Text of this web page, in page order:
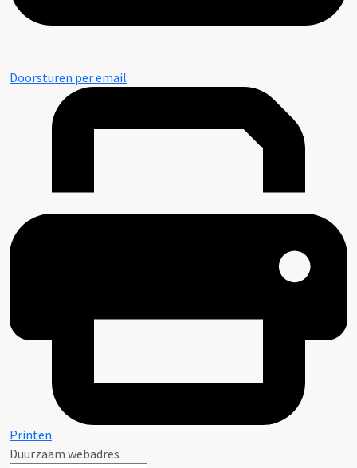
Doorsturen per email
Printen
Duurzaam webadres